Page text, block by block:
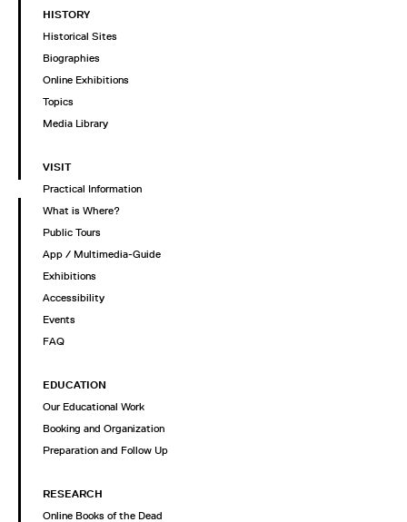
HISTORY
Historical Sites
Biographies
Online Exhibitions
Topics
Media Library
VISIT
Practical Information
What is Where?
Public Tours
App / Multimedia-Guide
Exhibitions
Accessibility
Events
FAQ
EDUCATION
Our Educational Work
Booking and Organization
Preparation and Follow Up
RESEARCH
Online Books of the Dead